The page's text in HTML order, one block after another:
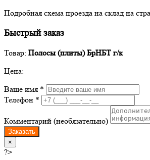
Подробная схема проезда на склад на
Быстрый заказ
Товар: Полосы (плиты) БрНБТ г/к
Цена:
Ваше имя *
Телефон *
Комментарий (необязательно)
Заказать
×
?>